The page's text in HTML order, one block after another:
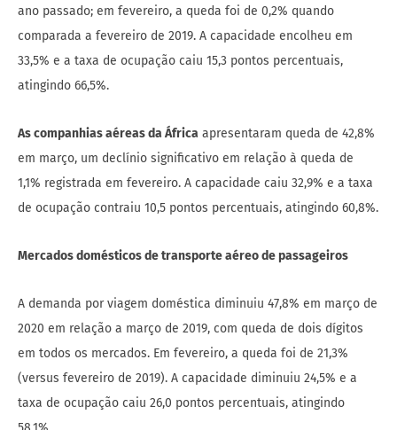
ano passado; em fevereiro, a queda foi de 0,2% quando
comparada a fevereiro de 2019. A capacidade encolheu em
33,5% e a taxa de ocupação caiu 15,3 pontos percentuais,
atingindo 66,5%.
As companhias aéreas da África apresentaram queda de 42,8%
em março, um declínio significativo em relação à queda de
1,1% registrada em fevereiro. A capacidade caiu 32,9% e a taxa
de ocupação contraiu 10,5 pontos percentuais, atingindo 60,8%.
Mercados domésticos de transporte aéreo de passageiros
A demanda por viagem doméstica diminuiu 47,8% em março de
2020 em relação a março de 2019, com queda de dois dígitos
em todos os mercados. Em fevereiro, a queda foi de 21,3%
(versus fevereiro de 2019). A capacidade diminuiu 24,5% e a
taxa de ocupação caiu 26,0 pontos percentuais, atingindo